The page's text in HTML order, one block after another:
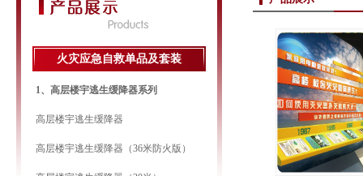
火灾应急自救单品及套装
1、高层楼宇逃生缓降器系列
高层楼宇逃生缓降器
高层楼宇逃生缓降器（36米防火版）